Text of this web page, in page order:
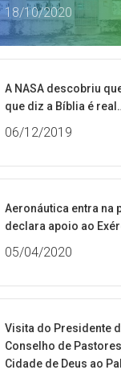
18/10/2020
A NASA descobriu
que diz a Bíblia é
06/12/2019
Aeronáutica entra na
declara apoio ao
05/04/2020
Visita do Presidente
Conselho de
Cidade de Deus ao